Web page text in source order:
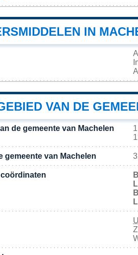
IN
VAN DE
de gemeente van Machelen
gemeente van Machelen